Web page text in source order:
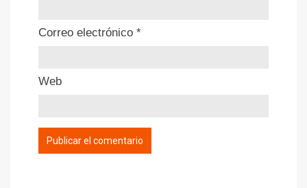
Correo electrónico *
Web